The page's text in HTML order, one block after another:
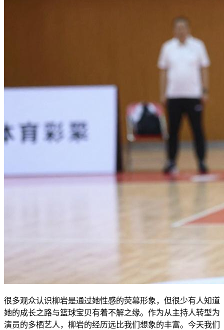
很多观众认识柳岩是通过她性感的荧幕形象，但很少有人知道
她的成长之路与篮球宝贝有着不解之缘。作为从主持人转型为
演员的多栖艺人，柳岩的经历远比我们想象的丰富。今天我们